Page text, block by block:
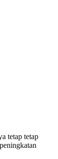
tetap tetap